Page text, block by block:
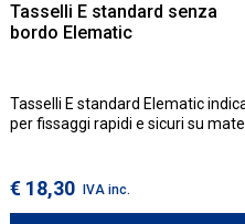
Tasselli E standard senza
bordo Elematic
Tasselli E standard Elematic
per fissaggi rapidi e sicuri su
completo nel materiale, risultando
perfetti per installazioni a filo o con
€ 18,30 IVA inc.